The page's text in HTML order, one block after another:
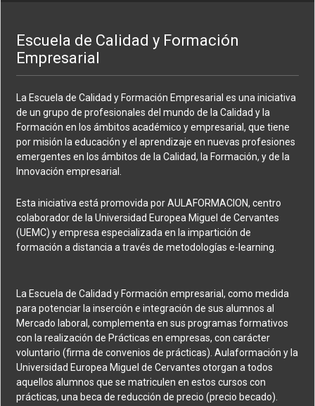
Escuela de Calidad y Formación
Empresarial
La Escuela de Calidad y Formación Empresarial es una iniciativa
de un grupo de profesionales del mundo de la Calidad y la
Formación en los ámbitos académico y empresarial, que tiene
por misión la educación y el aprendizaje en nuevas profesiones
emergentes en los ámbitos de la Calidad, la Formación, y de la
Innovación empresarial.
Esta iniciativa está promovida por AULAFORMACION, centro
colaborador de la Universidad Europea Miguel de Cervantes
(UEMC) y empresa especializada en la impartición de
formación a distancia a través de metodologías e-learning.
La Escuela de Calidad y Formación empresarial, como medida
para potenciar la inserción e integración de sus alumnos al
Mercado laboral, complementa en sus programas formativos
con la realización de Prácticas en empresas, con carácter
voluntario (firma de convenios de prácticas). Aulaformación y la
Universidad Europea Miguel de Cervantes otorgan a todos
aquellos alumnos que se matriculen en estos cursos con
prácticas, una beca de reducción de precio (precio becado).